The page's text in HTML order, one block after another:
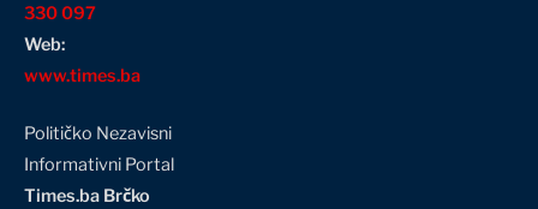
330 097
Web:
www.times.ba
Političko Nezavisni
Informativni Portal
Times.ba Brčko